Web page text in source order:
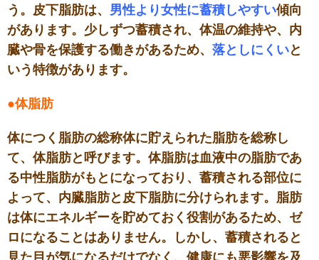
う。皮下脂肪は、 男性より女性に蓄積しやすい傾向
があります。少しずつ蓄積され、体温の維持や、内
臓や骨を保護する働きがあるため、 落としにくいと
いう特徴があります。
●体脂肪
体につく脂肪の総称体に貯えられた脂肪を総称し
て、体脂肪と呼びます。体脂肪は血液中の脂肪であ
る中性脂肪がもとになっており、蓄積される部位に
よって、内臓脂肪と皮下脂肪に分けられます。脂肪
は体にエネルギーを貯めておく役割があるため、ゼ
ロになることはありません。しかし、蓄積されると
見た目が気になるだけでなく、健康にも悪影響を及